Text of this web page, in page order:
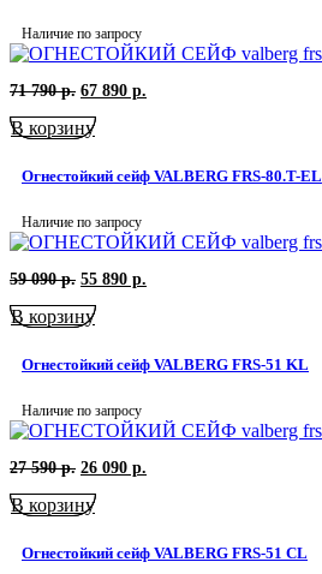
Наличие по запросу
71 790р. Первоначальная
составляла
790
р..
67 890 р.
р..
В корзину
Огнестойкий сейф VALBERG FRS-80.T-EL
Наличие по запросу
59 090р. Первоначальная
составляла
090
р..
55 890 р.
р..
В корзину
Огнестойкий сейф VALBERG FRS-51 KL
Наличие по запросу
27 590р. Первоначальная
составляла
590
р..
26 090 р.
р..
В корзину
Огнестойкий сейф VALBERG FRS-51 CL